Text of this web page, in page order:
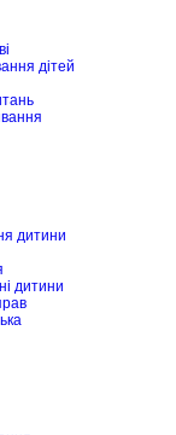
дітей
дитини
дитини